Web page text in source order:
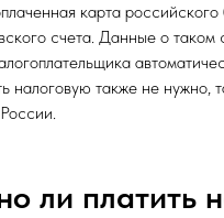
карта
счета. Данные о таком
налоговую также не нужно,
ли платить